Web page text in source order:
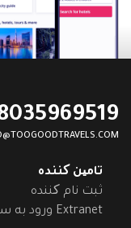
تامین کننده
ثبت نام کننده
ورود به سیستم Extranet